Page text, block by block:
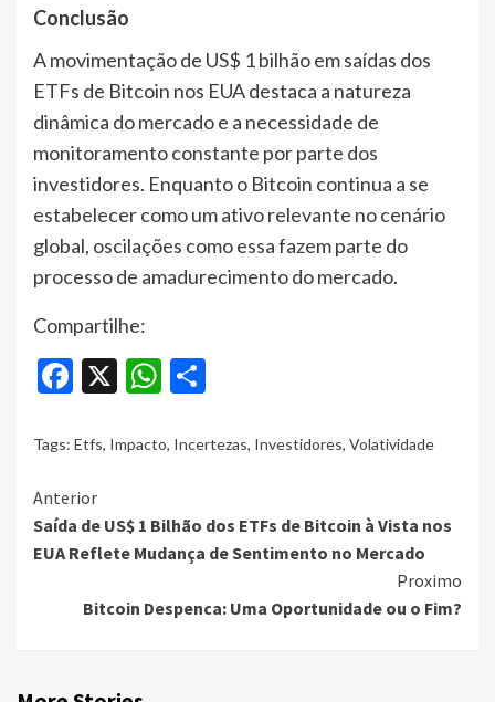
Conclusão
A movimentação de US$ 1 bilhão em saídas dos
ETFs de Bitcoin nos EUA destaca a natureza
dinâmica do mercado e a necessidade de
monitoramento constante por parte dos
investidores. Enquanto o Bitcoin continua a se
estabelecer como um ativo relevante no cenário
global, oscilações como essa fazem parte do
processo de amadurecimento do mercado.
Compartilhe:
Facebook
X WhatsApp
Tags: Etfs, Impacto, Incertezas, Investidores, Volatividade
Continue
Reading
Anterior
Saída de US$ 1 Bilhão dos ETFs de Bitcoin à Vista nos
EUA Reflete Mudança de Sentimento no Mercado
Proximo
Bitcoin Despenca: Uma Oportunidade ou o Fim?